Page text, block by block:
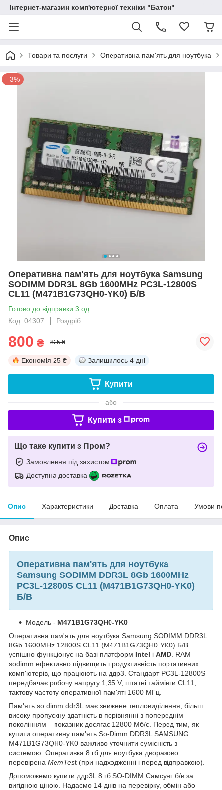
Інтернет-магазин комп'ютерної техніки "Батон"
Товари та послуги Оперативна пам'ять для ноутбука
–3%
Оперативна пам'ять для ноутбука Samsung
SODIMM DDR3L 8Gb 1600MHz PC3L-12800S
CL11 (M471B1G73QH0-YK0) Б/В
Готово до відправки 3 од.
Код: 04307
Роздріб
800 ₴ 825 ₴
Економія 25 ₴ Залишилось 4 дні
Купити
або
Купити з
Що таке купити з Пром?
Замовлення під захистом
Доступна доставка
Опис Характеристики Доставка Оплата Умови
Опис
Оперативна пам'ять для ноутбука
Samsung SODIMM DDR3L 8Gb 1600MHz
PC3L-12800S CL11 (M471B1G73QH0-YK0)
Б/В
Модель - M471B1G73QH0-YK0
Оперативна пам'ять для ноутбука Samsung SODIMM DDR3L
8Gb 1600MHz 12800S CL11 (M471B1G73QH0-YK0) Б/В
успішно функціонує на базі платформ Intel і AMD. RAM
sodimm ефективно підвищить продуктивність портативних
комп'ютерів, що працюють на ддр3. Стандарт PC3L-12800S
передбачає робочу напругу 1,35 V, штатні таймінги CL11,
тактову частоту оперативної пам'яті 1600 МГц.
Пам'ять so dimm ddr3L має знижене тепловиділення, більш
високу пропускну здатність в порівнянні з попереднім
поколінням – показник досягає 12800 Мб/с. Перед тим, як
купити оперативну пам'ять So-Dimm DDR3L SAMSUNG
M471B1G73QH0-YK0 важливо уточнити сумісність з
системою. Оперативка 8 гб для ноутбука дворазово
перевірена MemTest (при надходженні і перед відправкою).
Допоможемо купити ддр3L 8 гб SO-DIMM Самсунг б/в за
вигідною ціною. Надаємо 14 днів на перевірку, обмін або